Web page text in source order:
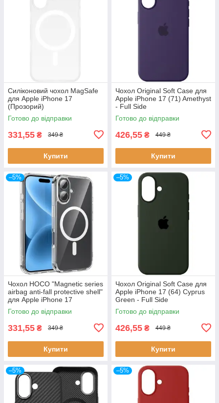
Силіконовий чохол MagSafe
для Apple iPhone 17
(Прозорий)
Готово до відправки
331,55 ₴ 349 ₴
Купити
Чохол Original Soft Case для
Apple iPhone 17 (71) Amethyst
- Full Side
Готово до відправки
426,55 ₴ 449 ₴
Купити
–5%
Чохол HOCO "Magnetic series
airbag anti-fall protective shell"
для Apple iPhone 17
(прозорий)
Готово до відправки
331,55 ₴ 349 ₴
Купити
–5%
Чохол Original Soft Case для
Apple iPhone 17 (64) Cyprus
Green - Full Side
Готово до відправки
426,55 ₴ 449 ₴
Купити
–5% –5%